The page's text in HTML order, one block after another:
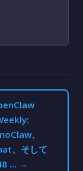
、
、そして
… →